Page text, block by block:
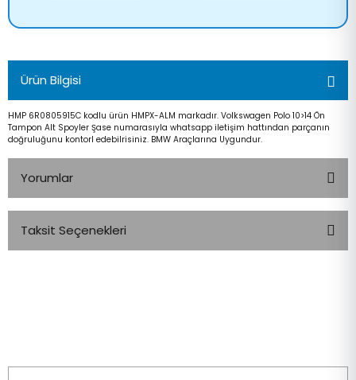
Ürün Bilgisi
HMP 6R0805915C kodlu ürün HMPX-ALM markadır. Volkswagen Polo 10>14 Ön
Tampon Alt Spoyler Şase numarasıyla whatsapp iletişim hattından parçanın
doğruluğunu kontorl edebilrisiniz. BMW Araçlarına Uygundur.
Yorumlar
Taksit Seçenekleri